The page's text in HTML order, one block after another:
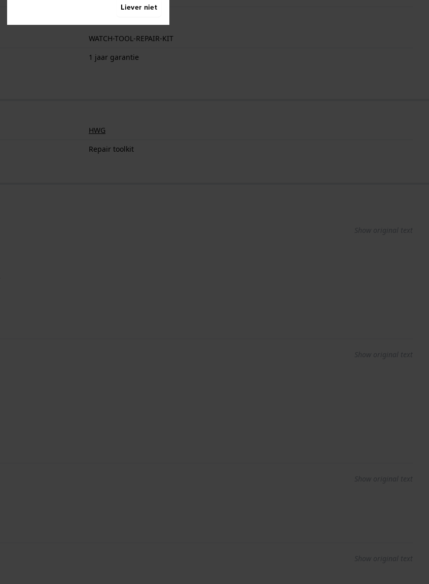
WATCH-TOOL-REPAIR-KIT
1 jaar garantie
HWG
Repair toolkit
Show original text
Show original text
Show original text
Show original text
Liever niet